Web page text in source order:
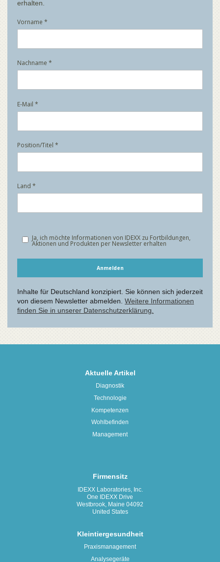
Aktuelle Artikel
Diagnostik
Technologie
Kompetenzen
Wohlbefinden
Management
Firmensitz
IDEXX Laboratories, Inc.
One IDEXX Drive
Westbrook, Maine 04092
United States
Kleintiergesundheit
Praxismanagement
Analysegeräte